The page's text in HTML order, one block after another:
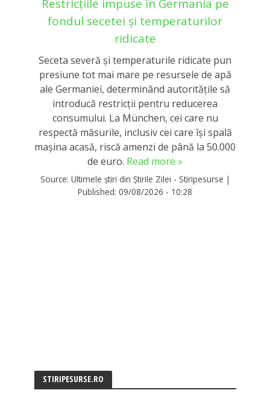
Restricțiile impuse în Germania pe
fondul secetei și temperaturilor
ridicate
Seceta severă și temperaturile ridicate pun
presiune tot mai mare pe resursele de apă
ale Germaniei, determinând autoritățile să
introducă restricții pentru reducerea
consumului. La München, cei care nu
respectă măsurile, inclusiv cei care își spală
mașina acasă, riscă amenzi de până la 50.000
de euro. Read more »
Source: Ultimele știri din Știrile Zilei - Stiripesurse |
Published: 09/08/2026 - 10:28
STIRIPESURSE.RO